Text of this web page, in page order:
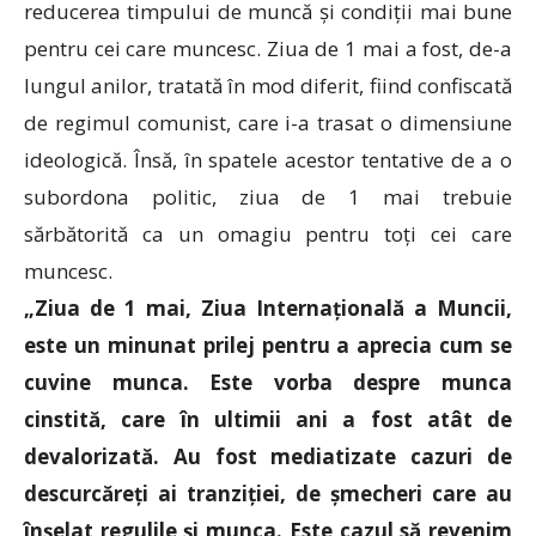
reducerea timpului de muncă și condiții mai bune
pentru cei care muncesc. Ziua de 1 mai a fost, de-a
lungul anilor, tratată în mod diferit, fiind confiscată
de regimul comunist, care i-a trasat o dimensiune
ideologică. Însă, în spatele acestor tentative de a o
subordona politic, ziua de 1 mai trebuie
sărbătorită ca un omagiu pentru toți cei care
muncesc.
„Ziua de 1 mai, Ziua Internațională a Muncii,
este un minunat prilej pentru a aprecia cum se
cuvine munca. Este vorba despre munca
cinstită, care în ultimii ani a fost atât de
devalorizată. Au fost mediatizate cazuri de
descurcăreți ai tranziției, de șmecheri care au